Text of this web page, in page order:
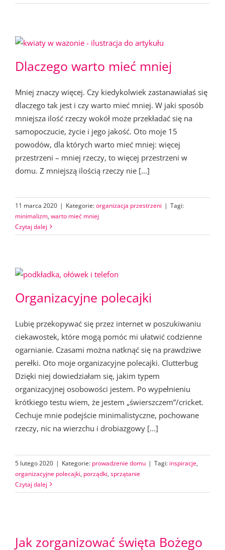
Dlaczego warto mieć mniej
Mniej znaczy więcej. Czy kiedykolwiek zastanawiałaś się
dlaczego tak jest i czy warto mieć mniej. W jaki sposób
mniejsza ilość rzeczy wokół może przekładać się na
samopoczucie, życie i jego jakość. Oto moje 15
powodów, dla których warto mieć mniej: więcej
przestrzeni – mniej rzeczy, to więcej przestrzeni w
domu. Z mniejszą ilością rzeczy nie [...]
11 marca 2020 | Kategorie:organizacja przestrzeni | Tagi:
minimalizm, warto mieć mniej
Czytaj dalej
Organizacyjne polecajki
Lubię przekopywać się przez internet w poszukiwaniu
ciekawostek, które mogą pomóc mi ułatwić codzienne
ogarnianie. Czasami można natknąć się na prawdziwe
perełki. Oto moje organizacyjne polecajki. Clutterbug
Dzięki niej dowiedziałam się, jakim typem
organizacyjnej osobowości jestem. Po wypełnieniu
krótkiego testu wiem, że jestem „świerszczem”/cricket.
Cechuje mnie podejście minimalistyczne, pochowane
rzeczy, nic na wierzchu i drobiazgowy [...]
5 lutego 2020 | Kategorie: prowadzenie domu | Tagi: inspiracje,
organizacyjne polecajki, porządki, sprzątanie
Czytaj dalej
Jak zorganizować święta Bożego